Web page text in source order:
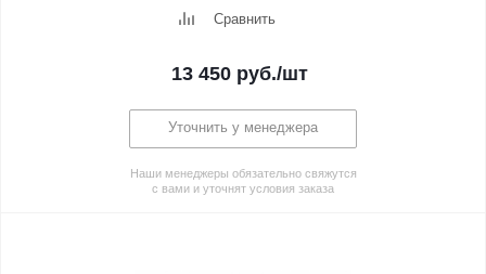
Сравнить
13 450руб./шт
Уточнить у менеджера
Наши менеджеры обязательно свяжутся
с вами и уточнят условия заказа